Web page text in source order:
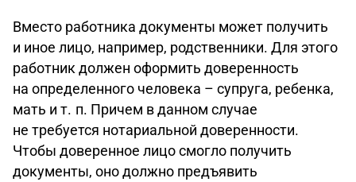
Вместо работника документы может получить
и иное лицо, например, родственники. Для этого
работник должен оформить доверенность
на определенного человека – супруга, ребенка,
мать и т. п. Причем в данном случае
не требуется нотариальной доверенности.
Чтобы доверенное лицо смогло получить
документы, оно должно предъявить